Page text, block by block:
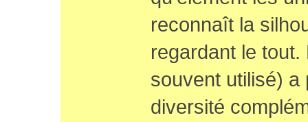
reconnaît la
regardant le
souvent utilisé) a
diversité